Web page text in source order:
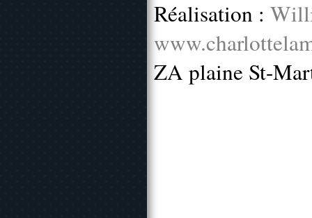
Réalisation :
ZA plaine St-